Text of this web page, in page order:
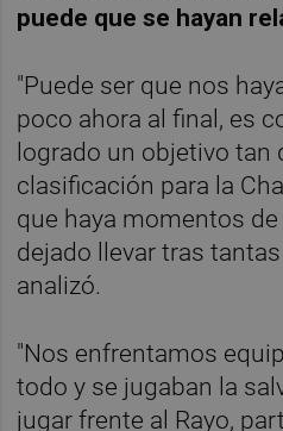
puede que se hayan
"Puede ser que nos
poco ahora al final, es
logrado un objetivo
clasificación para la
que haya momentos
dejado llevar tras
analizó.
"Nos enfrentamos
todo y se jugaban la
jugar frente al Rayo,